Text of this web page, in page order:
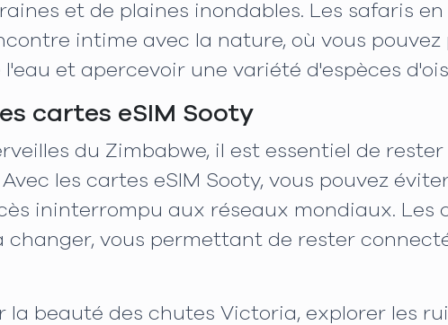
et de plaines inondables. Les safaris
intime avec la nature, où vous
et apercevoir une variété d'espèces
cartes eSIM Sooty
du Zimbabwe, il est essentiel de
les cartes eSIM Sooty, vous pouvez
ininterrompu aux réseaux mondiaux. Les
changer, vous permettant de rester
la beauté des chutes Victoria, explorer les